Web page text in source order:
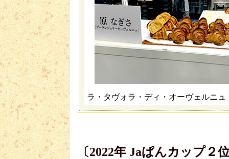
ラ・タヴォラ・ディ・オーヴェルニ
〔2022年 Jaぱんカップ２